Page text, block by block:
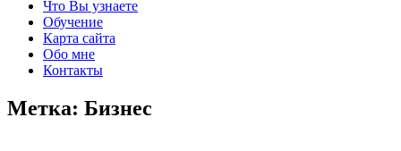
Что Вы узнаете
Обучение
Карта сайта
Обо мне
Контакты
Метка: Бизнес